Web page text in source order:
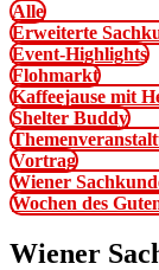
Alle
Erweiterte
Event-Highlights
Flohmarkt
Kaffeejause mit
Shelter Buddy
Vortrag
Wiener
Wochen des
Wiener